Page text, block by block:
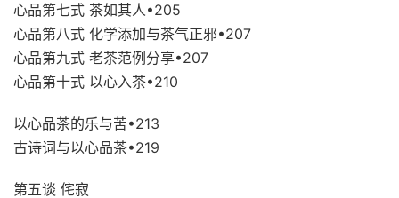
心品第七式 茶如其人•205
心品第八式 化学添加与茶气正邪•207
心品第九式 老茶范例分享•207
心品第十式 以心入茶•210
以心品茶的乐与苦•213
古诗词与以心品茶•219
第五谈 侘寂